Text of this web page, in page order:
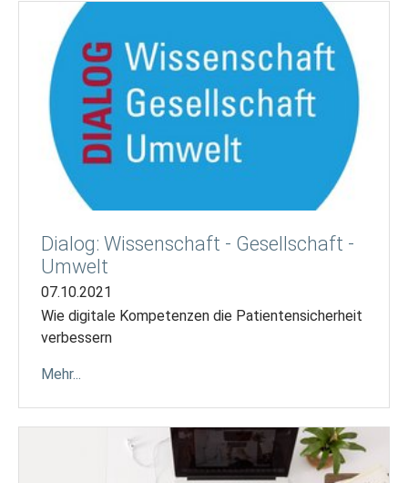
Dialog: Wissenschaft - Gesellschaft -
Umwelt
07.10.2021
Wie digitale Kompetenzen die Patientensicherheit
verbessern
Mehr...